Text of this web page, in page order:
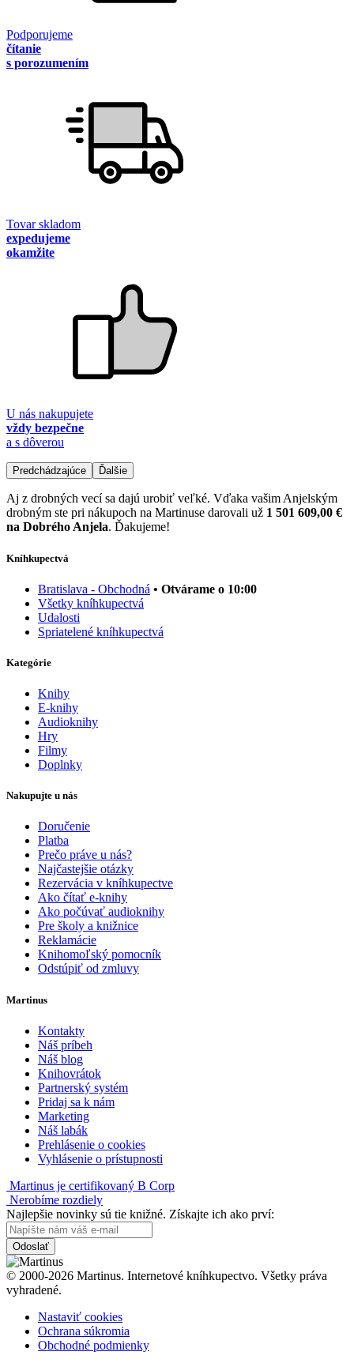
Podporujeme
čítanie
s porozumením
Tovar skladom
expedujeme
okamžite
U nás nakupujete
vždy bezpečne
a s dôverou
Predchádzajúce Ďalšie
Aj z drobných vecí sa dajú urobiť veľké. Vďaka vašim Anjelským
drobným ste pri nákupoch na Martinuse darovali už 1 501 609,00 €
na Dobrého Anjela. Ďakujeme!
Kníhkupectvá
Bratislava - Obchodná • Otvárame o 10:00
Všetky kníhkupectvá
Udalosti
Spriatelené kníhkupectvá
Kategórie
Knihy
E-knihy
Audioknihy
Hry
Filmy
Doplnky
Nakupujte u nás
Doručenie
Platba
Prečo práve u nás?
Najčastejšie otázky
Rezervácia v kníhkupectve
Ako čítať e-knihy
Ako počúvať audioknihy
Pre školy a knižnice
Reklamácie
Knihomoľský pomocník
Odstúpiť od zmluvy
Martinus
Kontakty
Náš príbeh
Náš blog
Knihovrátok
Partnerský systém
Pridaj sa k nám
Marketing
Náš labák
Prehlásenie o cookies
Vyhlásenie o prístupnosti
Martinus je certifikovaný B Corp
Nerobíme rozdiely
Najlepšie novinky sú tie knižné. Získajte ich ako prví:
Odoslať
© 2000-2026 Martinus. Internetové kníhkupectvo. Všetky práva
vyhradené.
Nastaviť cookies
Ochrana súkromia
Obchodné podmienky